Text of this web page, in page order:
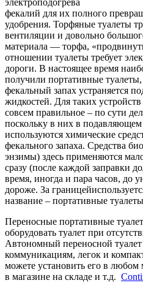
электроподогрева
фекалий для их полного
удобрения. Торфяные туалеты
вентиляции и довольно
материала — торфа,
отношении туалеты требует
дороги. В настоящее время
получили портативные
фекальный запах устраняется
жидкостей. Для таких
совсем правильное – по сути
поскольку в них в подавляющем
используются химические
фекального запаха. Средства
энзимы) здесь применяются
сразу (после каждой заправки
время, иногда и пара часов, до
дороже. За
название – портативные
Переносные портативные
оборудовать туалет при
Автономный переносной
коммуникациям, легок и
можете установить его в любом
в магазине на складе и т.д.